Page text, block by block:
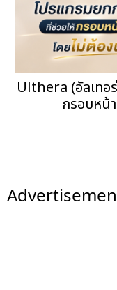
Ulthera (อัลเทอ
กรอบหน้